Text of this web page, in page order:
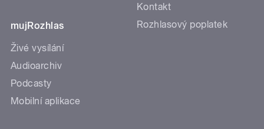
mujRozhlas
Živé vysílání
Audioarchiv
Podcasty
Mobilní aplikace
Kontakt
Rozhlasový poplatek